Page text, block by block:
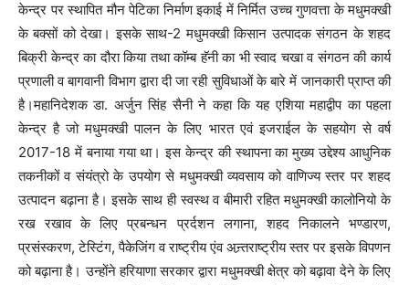
केन्द्र पर स्थापित मौन पेटिका निर्माण इकाई में निर्मित उच्च गुणवत्ता के मधुमक्खी
के बक्सों को देखा। इसके साथ-2 मधुमक्खी किसान उत्पादक संगठन के शहद
बिक्री केन्द्र का दौरा किया तथा कॉम्ब हॅनी का भी स्वाद चखा व संगठन की कार्य
प्रणाली व बागवानी विभाग द्वारा दी जा रही सुविधाओं के बारे में जानकारी प्राप्त की
है।महानिदेशक डा. अर्जुन सिंह सैनी ने कहा कि यह एशिया महाद्वीप का पहला
केन्द्र है जो मधुमक्खी पालन के लिए भारत एवं इजराईल के सहयोग से वर्ष
2017-18 में बनाया गया था। इस केन्द्र की स्थापना का मुख्य उद्देश्य आधुनिक
तकनीकों व संयंत्रो के उपयोग से मधुमक्खी व्यवसाय को वाणिज्य स्तर पर शहद
उत्पादन बढ़ाना है। इसके साथ ही स्वस्थ व बीमारी रहित मधुमक्खी कालोनियो के
रख रखाव के लिए प्रबन्धन प्रर्दशन लगाना, शहद निकालने भण्डारण,
प्रसंस्करण, टेस्टिंग, पैकेजिंग व राष्ट्रीय एंव अन्र्तराष्ट्रीय स्तर पर इसके विपणन
को बढ़ाना है। उन्होंने हरियाणा सरकार द्वारा मधुमक्खी क्षेत्र को बढ़ावा देने के लिए